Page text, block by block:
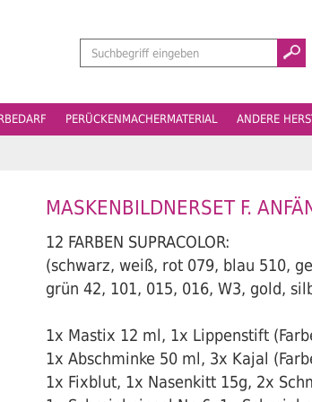
PERÜCKENMACHERMATERIAL ANDERE
MASKENBILDNERSET F.
12 FARBEN SUPRACOLOR:
(schwarz, weiß, rot 079, blau 510,
grün 42, 101, 015, 016, W3, gold,
1x Mastix 12 ml, 1x Lippenstift
1x Abschminke 50 ml, 3x Kajal
1x Fixblut, 1x Nasenkitt 15g, 2x